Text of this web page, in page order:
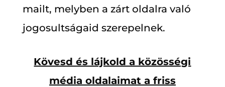
mailt, melyben a zárt oldalra való
jogosultságaid szerepelnek.
Kövesd és lájkold a közösségi
média oldalaimat a friss